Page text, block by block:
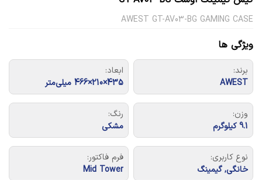
AWEST GT-AV03-BG GAMING CASE
ویژگی ها
برند:
AWEST
ابعاد:
435×210×466 میلی‌متر
وزن:
9.1 کیلوگرم
رنگ:
مشکی
نوع کاربری:
خانگی, گیمینگ
فرم فاکتور:
Mid Tower